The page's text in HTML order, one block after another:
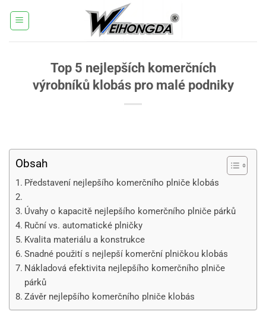
Top 5 nejlepších komerčních
výrobníků klobás pro malé podniky
Obsah
Představení nejlepšího komerčního plniče klobás
Úvahy o kapacitě nejlepšího komerčního plniče párků
Ruční vs. automatické plničky
Kvalita materiálu a konstrukce
Snadné použití s nejlepší komerční plničkou klobás
Nákladová efektivita nejlepšího komerčního plniče
párků
Závěr nejlepšího komerčního plniče klobás